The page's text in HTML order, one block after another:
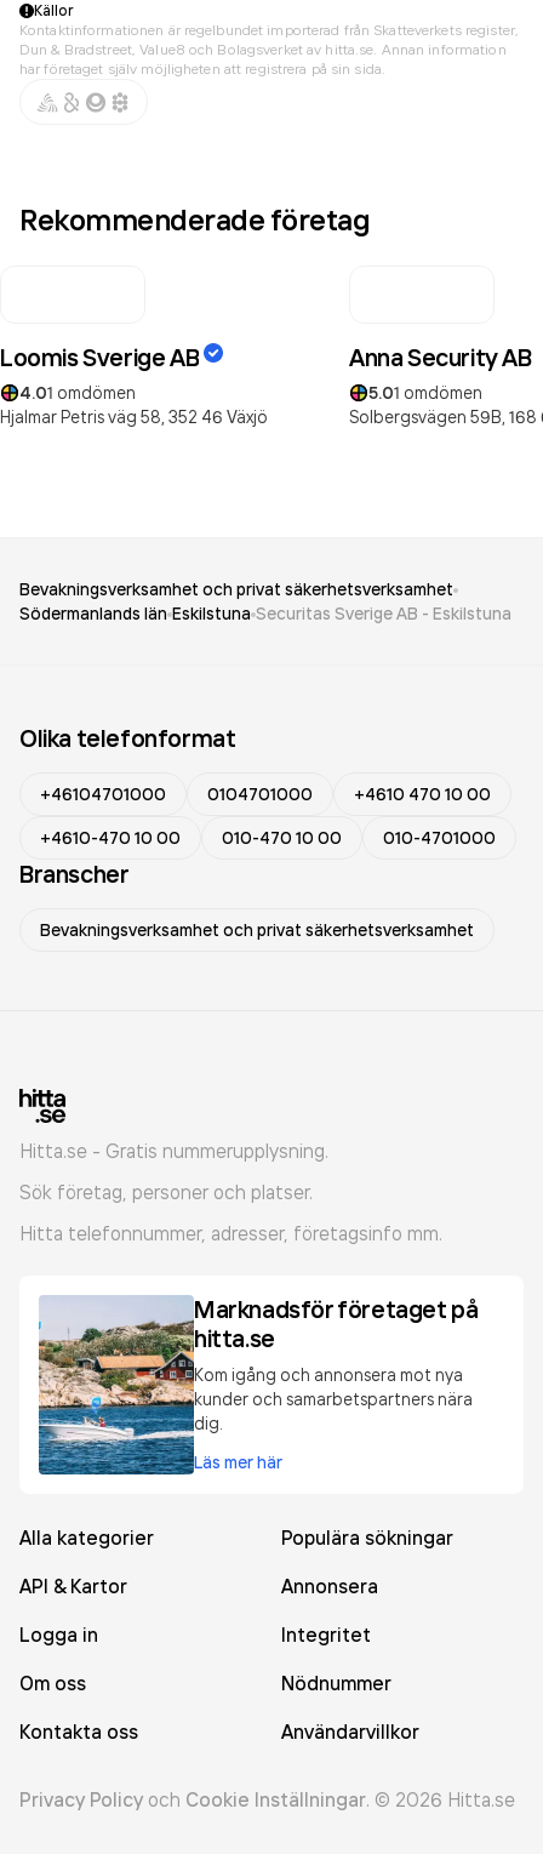
Källor
Kontaktinformationen är regelbundet importerad från Skatteverkets register,
Dun & Bradstreet, Value8 och Bolagsverket av hitta.se. Annan information
har företaget själv möjligheten att registrera på sin sida.
Rekommenderade företag
Loomis Sverige AB
4.01 omdömen
Hjalmar Petris väg 58, 352 46 Växjö
Anna Security AB
5.01 omdömen
Solbergsvägen 59B, 168
Bevakningsverksamhet och privat säkerhetsverksamhet
Södermanlands län Eskilstuna Securitas Sverige AB - Eskilstuna
Olika telefonformat
+46104701000 0104701000
+4610 470 10 00
+4610-470 10 00
010-470 10 00 010-4701000
Branscher
Bevakningsverksamhet och privat säkerhetsverksamhet
Hitta.se - Gratis nummerupplysning.
Sök företag, personer och platser.
Hitta telefonnummer, adresser, företagsinfo mm.
Marknadsför företaget på
hitta.se
Kom igång och annonsera mot nya
kunder och samarbetspartners nära
dig.
Läs mer här
Alla kategorier
Populära sökningar
API & Kartor
Annonsera
Logga in
Integritet
Om oss
Nödnummer
Kontakta oss
Användarvillkor
Privacy Policy och Cookie Inställningar. © 2026 Hitta.se